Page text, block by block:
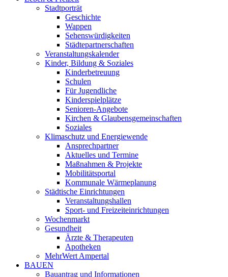
Stadtporträt
Geschichte
Wappen
Sehenswürdigkeiten
Städtepartnerschaften
Veranstaltungskalender
Kinder, Bildung & Soziales
Kinderbetreuung
Schulen
Für Jugendliche
Kinderspielplätze
Senioren-Angebote
Kirchen & Glaubensgemeinschaften
Soziales
Klimaschutz und Energiewende
Ansprechpartner
Aktuelles und Termine
Maßnahmen & Projekte
Mobilitätsportal
Kommunale Wärmeplanung
Städtische Einrichtungen
Veranstaltungshallen
Sport- und Freizeiteinrichtungen
Wochenmarkt
Gesundheit
Ärzte & Therapeuten
Apotheken
MehrWert Ampertal
BAUEN
Bauantrag und Informationen